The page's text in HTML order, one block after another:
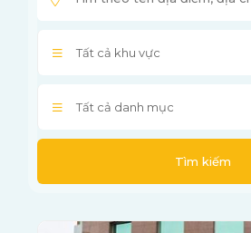
Tất cả khu vực
Tất cả danh mục
Tìm kiếm